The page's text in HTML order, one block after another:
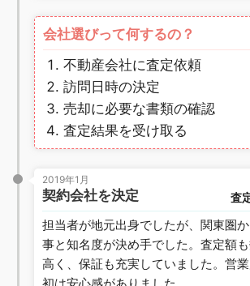
会社選びって何するの？
不動産会社に査定依頼
訪問日時の決定
売却に必要な書類の確認
査定結果を受け取る
2019年1月
契約会社を決定 査
担当者が地元出身でしたが、関東圏
事と知名度が決め手でした。査定額
高く、保証も充実していました。営